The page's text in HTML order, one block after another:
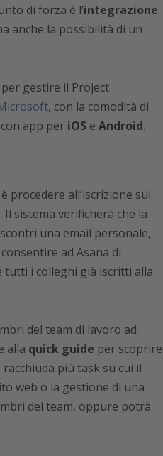
di forza è l’integrazione
anche la possibilità di un
gestire il Project
, con la comodità di
app per iOSe Android.
procedere all’iscrizione sul
Il sistema verificherà che la
una email personale,
ad Asana di
tutti i colleghi già iscritti alla
del team di lavoro ad
alla quick guide per scoprire
più task su cui il
web o la gestione di una
del team, oppure potrà